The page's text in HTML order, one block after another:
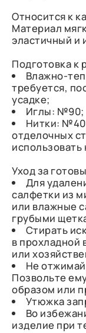
Относится к
Материал
эластичный и
Подготовка к
Влажно-
требуется,
усадке;
Иглы: №90;
Нитки: №40
отделочных
Уход за
Для
салфетки из
или влажные
грубыми
Стирать
в прохладной
или
Не
Позвольте
образом или
Утюжка
Во
изделие при